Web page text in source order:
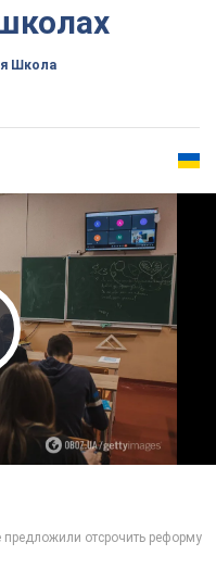
Школа
Video